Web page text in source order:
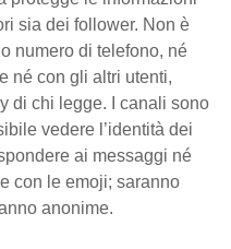
sia dei follower. Non è
numero di telefono, né
né con gli altri utenti,
di chi legge. I canali sono
vedere l’identità dei
ai messaggi né
con le emoji; saranno
anonime.